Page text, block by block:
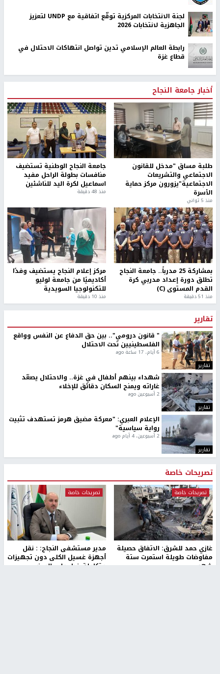
لجنة الانتخابات المركزية توقّع اتفاقية مع UNDP لتعزيز
الجاهزية لانتخابات 2026
رابطة العالم الإسلامي تدين تواصل انتهاكات الاحتلال في
قطاع غزة
أخبار جامعة النجاح
طلبة مساق "مدخل للقانون
الاجتماعي والتشريعات
الاجتماعية"يزورون مركز حماية
الأسرة
منذ 5 ثواني
جامعة النجاح الوطنية تستضيف
منافسات بطولة الراحل مفيد
اسماعيل لكرة اليد للناشئين
منذ 48 دقيقة
بمشاركة 25 مدرباً.. جامعة النجاح
تطلق دورة إعداد مدربي كرة
القدم المستوى (C)
منذ 51 دقيقة
مركز إعلام النجاح يستضيف وفدًا
أكاديميًا من جامعة لوليو
للتكنولوجيا السويدية
منذ 10 دقيقة
تقارير
تقارير
" قانون درومي".. بين حق الدفاع عن النفس وواقع
الفلسطينيين تحت الاحتلال
6 أيام، 17 ساعة ago
تقارير
شهداء بينهم أطفال في غزة.. والاحتلال يصعّد
غاراته ويمنح السكان دقائق للإخلاء
2 أسبوعين ago
تقارير
الإعلام العبري: "معركة مضيق هرمز تستهدف تثبيت
رواية سياسية"
2 أسبوعين، 4 أيام ago
تصريحات خاصة
تصريحات خاصة
غازي حمد للشرق: الاتفاق حصيلة
مفاوضات طويلة استمرت ستة
شهور
تصريحات خاصة
مدير مستشفى النجاح: : نقل
أجهزة غسيل الكلى دون تجهيزات
متكاملة خطر على المرضى